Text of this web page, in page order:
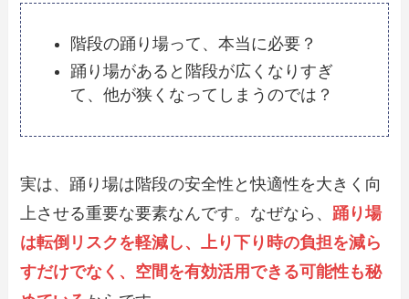
階段の踊り場って、本当に必要？
踊り場があると階段が広くなりすぎ
て、他が狭くなってしまうのでは？
実は、踊り場は階段の安全性と快適性を大きく向
上させる重要な要素なんです。なぜなら、 踊り場
は転倒リスクを軽減し、上り下り時の負担を減ら
すだけでなく、空間を有効活用できる可能性も秘